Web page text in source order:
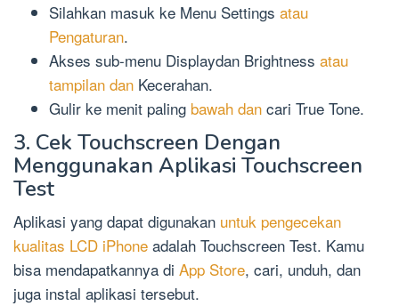
Silahkan masuk ke Menu Settings atau
Pengaturan.
Akses sub-menu Displaydan Brightness atau
tampilan dan Kecerahan.
Gulir ke menit paling bawah dan cari True Tone.
3. Cek Touchscreen Dengan
Menggunakan Aplikasi Touchscreen
Test
Aplikasi yang dapat digunakan untuk pengecekan
kualitas LCD iPhone adalah Touchscreen Test. Kamu
bisa mendapatkannya di App Store, cari, unduh, dan
juga instal aplikasi tersebut.